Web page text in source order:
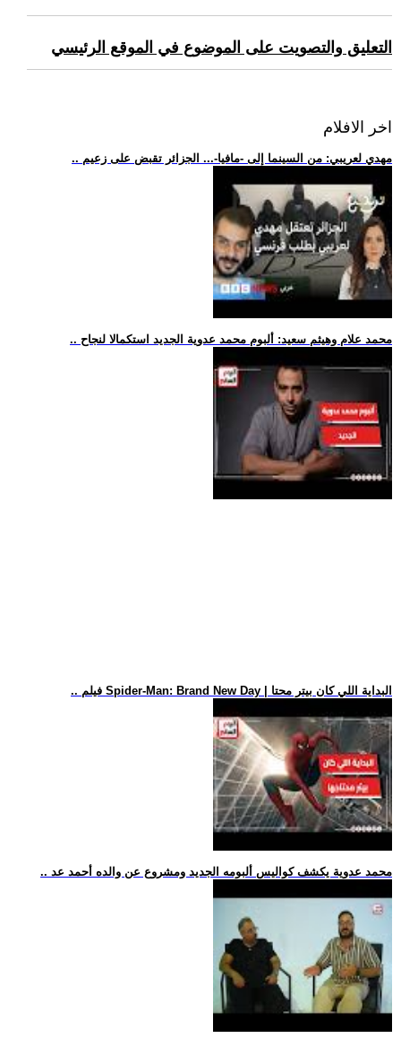
التعليق والتصويت على الموضوع في الموقع الرئيسي
اخر الافلام
.. مهدي لعريبي: من السينما إلى -مافيا-... الجزائر تقبض على زعيم
.. محمد علام وهيثم سعيد: ألبوم محمد عدوية الجديد استكمالا لنجاح
.. فيلم Spider-Man: Brand New Day | البداية اللي كان بيتر محتا
.. محمد عدوية يكشف كواليس ألبومه الجديد ومشروع عن والده أحمد عد